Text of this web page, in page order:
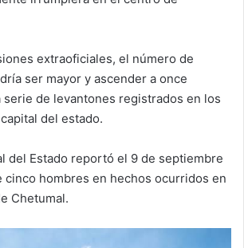
extraoficiales, el número de
ser mayor y ascender a once
serie de levantones registrados en los
del estado.
del Estado reportó el 9 de septiembre
cinco hombres en hechos ocurridos en
Chetumal.